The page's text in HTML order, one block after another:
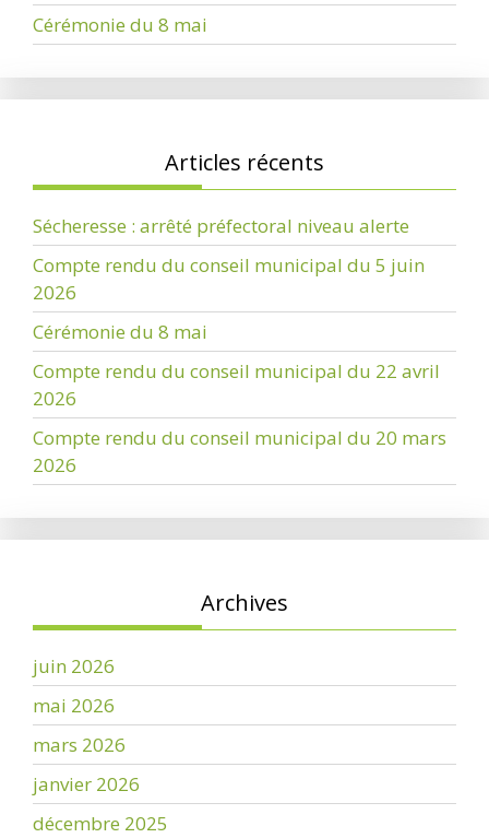
Cérémonie du 8 mai
Articles récents
Sécheresse : arrêté préfectoral niveau alerte
Compte rendu du conseil municipal du 5 juin
2026
Cérémonie du 8 mai
Compte rendu du conseil municipal du 22 avril
2026
Compte rendu du conseil municipal du 20 mars
2026
Archives
juin 2026
mai 2026
mars 2026
janvier 2026
décembre 2025